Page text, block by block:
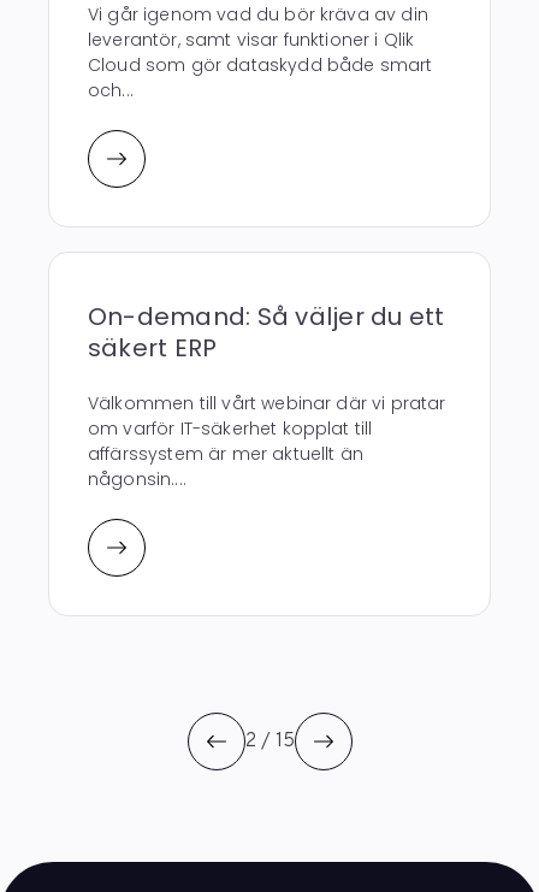
Vi går igenom vad du bör kräva av din
leverantör, samt visar funktioner i Qlik
Cloud som gör dataskydd både smart
och...
On-demand: Så väljer du ett
säkert ERP
Välkommen till vårt webinar där vi pratar
om varför IT-säkerhet kopplat till
affärssystem är mer aktuellt än
någonsin....
2 / 15